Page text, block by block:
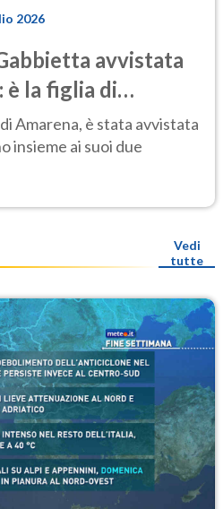
2026
avvistata
è la figlia di
Amarena, è stata avvistata
insieme ai suoi due
Vedi
tutte